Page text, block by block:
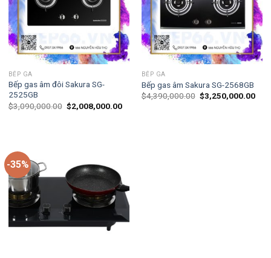
BẾP GA
Bếp gas âm đôi Sakura SG-
2525GB
$3,090,000.00 $2,008,000.00
BẾP GA
Bếp gas âm Sakura SG-2568GB
$4,390,000.00 $3,250,000.00
-35%